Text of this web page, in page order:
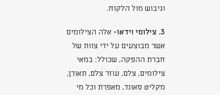
וגיבוש מול הלקוח.
3. צילומי וידאו-
אלה הצילומים
אשר מבוצעים על ידי צוות של
חברת ההפקה, שכולל: במאי
צילומים, צלם, עוזר צלם, תאורן,
מקליט סאונד, מאפרת וכל מי